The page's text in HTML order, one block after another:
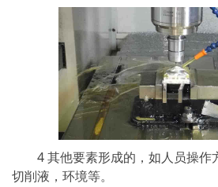
4 其他要素形成的，如人员操作
切削液，环境等。